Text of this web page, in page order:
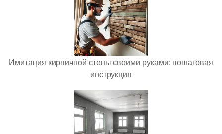
Имитация кирпичной стены своими руками: пошаговая
инструкция